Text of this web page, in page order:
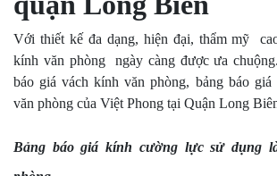
Với thiết kế đa dạng, hiện đại, thẩm mỹ
kính văn phòng ngày càng được ưa
báo giá vách kính văn phòng, bảng báo
văn phòng của Việt Phong tại Quận Long
Bảng báo giá kính cường lực sử dụng